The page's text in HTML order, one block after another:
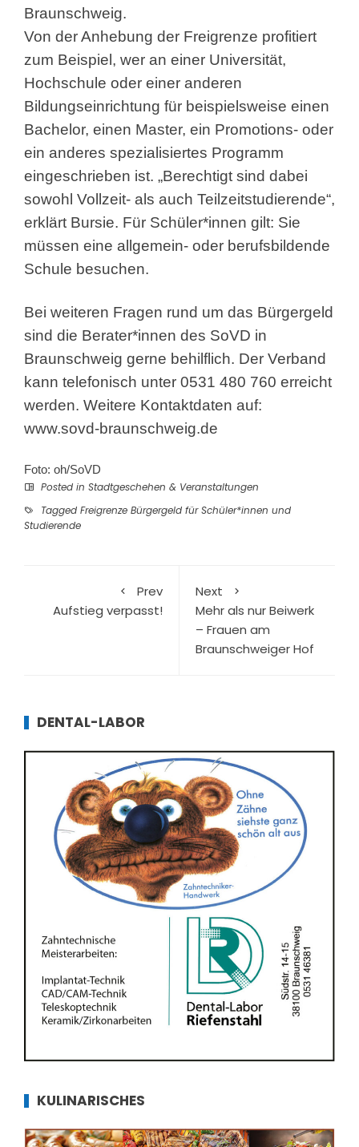
Braunschweig.
Von der Anhebung der Freigrenze profitiert
zum Beispiel, wer an einer Universität,
Hochschule oder einer anderen
Bildungseinrichtung für beispielsweise einen
Bachelor, einen Master, ein Promotions- oder
ein anderes spezialisiertes Programm
eingeschrieben ist. „Berechtigt sind dabei
sowohl Vollzeit- als auch Teilzeitstudierende“,
erklärt Bursie. Für Schüler*innen gilt: Sie
müssen eine allgemein- oder berufsbildende
Schule besuchen.
Bei weiteren Fragen rund um das Bürgergeld
sind die Berater*innen des SoVD in
Braunschweig gerne behilflich. Der Verband
kann telefonisch unter 0531 480 760 erreicht
werden. Weitere Kontaktdaten auf:
www.sovd-braunschweig.de
Foto: oh/SoVD
Posted in Stadtgeschehen & Veranstaltungen
Tagged Freigrenze Bürgergeld für Schüler*innen und
Studierende
Prev
Aufstieg verpasst!
Next
Mehr als nur Beiwerk
– Frauen am
Braunschweiger Hof
DENTAL-LABOR
KULINARISCHES